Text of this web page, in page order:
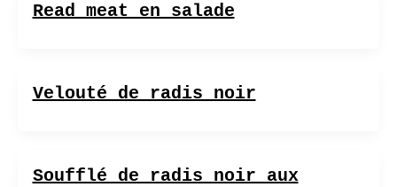
Read meat en salade
Velouté de radis noir
Soufflé de radis noir aux